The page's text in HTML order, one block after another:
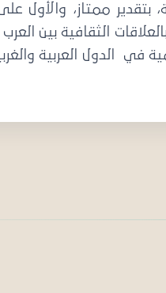
بتقدير ممتاز، والأول
الثقافية بين العرب
في الدول العربية